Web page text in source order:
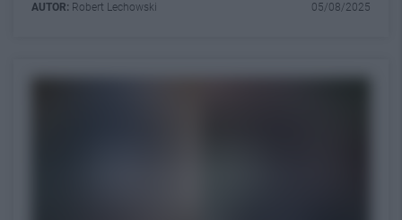
AUTOR: Robert Lechowski 05/08/2025